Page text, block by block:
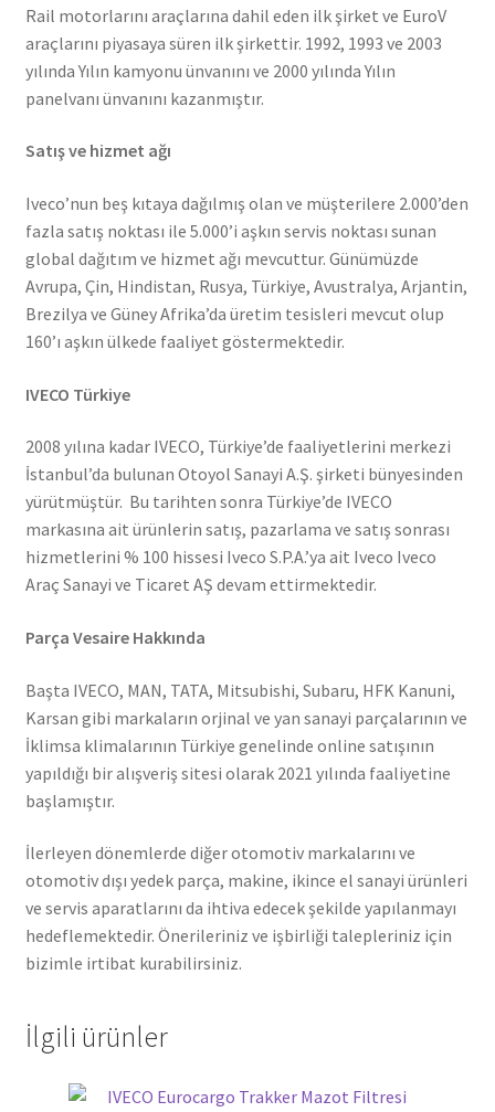
Rail motorlarını araçlarına dahil eden ilk şirket ve EuroV
araçlarını piyasaya süren ilk şirkettir. 1992, 1993 ve 2003
yılında Yılın kamyonu ünvanını ve 2000 yılında Yılın
panelvanı ünvanını kazanmıştır.
Satış ve hizmet ağı
Iveco’nun beş kıtaya dağılmış olan ve müşterilere 2.000’den
fazla satış noktası ile 5.000’i aşkın servis noktası sunan
global dağıtım ve hizmet ağı mevcuttur. Günümüzde
Avrupa, Çin, Hindistan, Rusya, Türkiye, Avustralya, Arjantin,
Brezilya ve Güney Afrika’da üretim tesisleri mevcut olup
160’ı aşkın ülkede faaliyet göstermektedir.
IVECO Türkiye
2008 yılına kadar IVECO, Türkiye’de faaliyetlerini merkezi
İstanbul’da bulunan Otoyol Sanayi A.Ş. şirketi bünyesinden
yürütmüştür. Bu tarihten sonra Türkiye’de IVECO
markasına ait ürünlerin satış, pazarlama ve satış sonrası
hizmetlerini % 100 hissesi Iveco S.P.A.’ya ait Iveco Iveco
Araç Sanayi ve Ticaret AŞ devam ettirmektedir.
Parça Vesaire Hakkında
Başta IVECO, MAN, TATA, Mitsubishi, Subaru, HFK Kanuni,
Karsan gibi markaların orjinal ve yan sanayi parçalarının ve
İklimsa klimalarının Türkiye genelinde online satışının
yapıldığı bir alışveriş sitesi olarak 2021 yılında faaliyetine
başlamıştır.
İlerleyen dönemlerde diğer otomotiv markalarını ve
otomotiv dışı yedek parça, makine, ikince el sanayi ürünleri
ve servis aparatlarını da ihtiva edecek şekilde yapılanmayı
hedeflemektedir. Önerileriniz ve işbirliği talepleriniz için
bizimle irtibat kurabilirsiniz.
İlgili ürünler